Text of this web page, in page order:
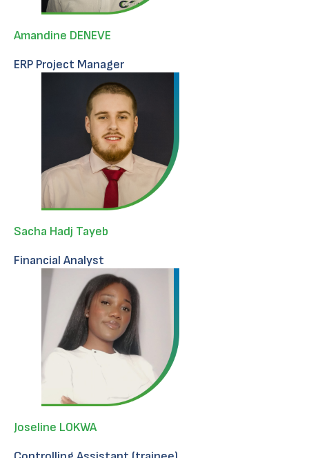
Amandine DENEVE
ERP Project Manager
Sacha Hadj Tayeb
Financial Analyst
Joseline LOKWA